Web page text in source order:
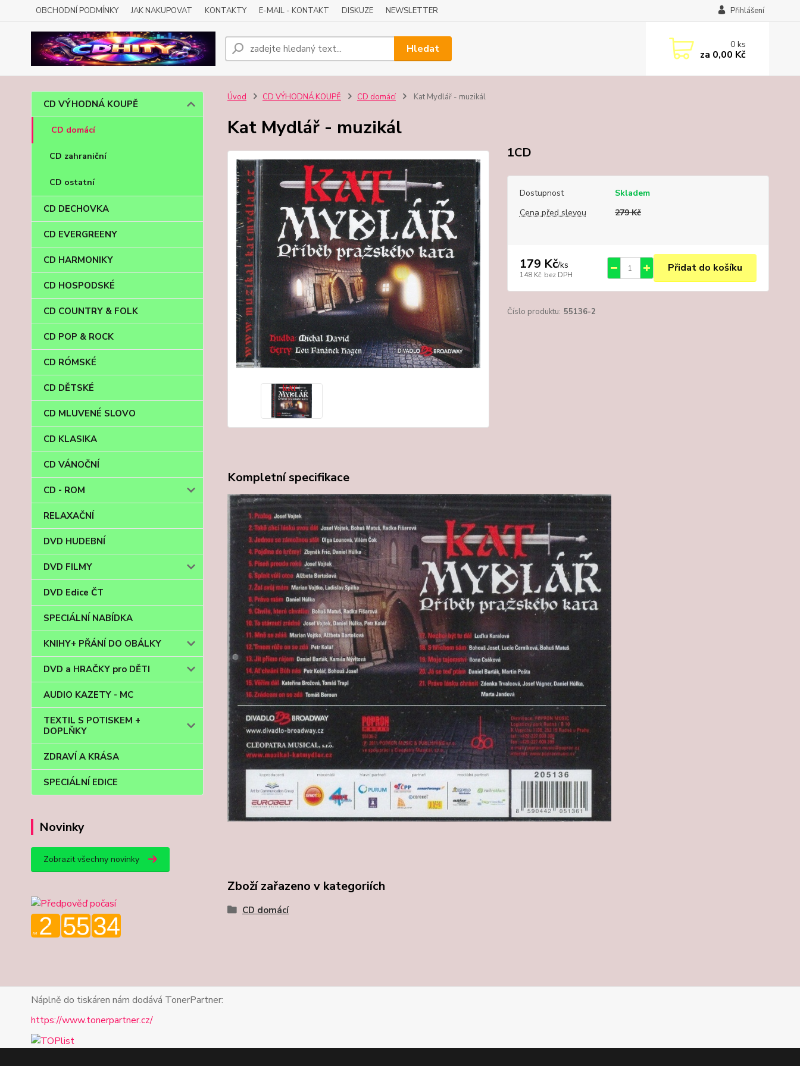
OBCHODNÍ PODMÍNKY JAK NAKUPOVAT KONTAKTY E-MAIL - KONTAKT DISKUZE NEWSLETTER Přihlášení
Hledat 0ks
za 0,00 Kč
CD VÝHODNÁ KOUPĚ
CD domácí
CD zahraniční
CD ostatní
CD DECHOVKA
CD EVERGREENY
CD HARMONIKY
CD HOSPODSKÉ
CD COUNTRY & FOLK
CD POP & ROCK
CD RÓMSKÉ
CD DĚTSKÉ
CD MLUVENÉ SLOVO
CD KLASIKA
CD VÁNOČNÍ
CD - ROM
RELAXAČNÍ
DVD HUDEBNÍ
DVD FILMY
DVD Edice ČT
SPECIÁLNÍ NABÍDKA
KNIHY+ PŘÁNÍ DO OBÁLKY
DVD a HRAČKY pro DĚTI
AUDIO KAZETY - MC
TEXTIL S POTISKEM +
DOPLŇKY
ZDRAVÍ A KRÁSA
SPECIÁLNÍ EDICE
Novinky
Zobrazit všechny novinky
Úvod CD VÝHODNÁ KOUPĚ CD domácí Kat Mydlář - muzikál
Kat Mydlář - muzikál
1CD
Dostupnost
Skladem
Cena před slevou
279 Kč
179 Kč/ks
148 Kč bez DPH
Přidat do košíku
Číslo produktu: 55136-2
Kompletní specifikace
Zboží zařazeno v kategoriích
CD domácí
Náplně do tiskáren nám dodává TonerPartner:
https://www.tonerpartner.cz/